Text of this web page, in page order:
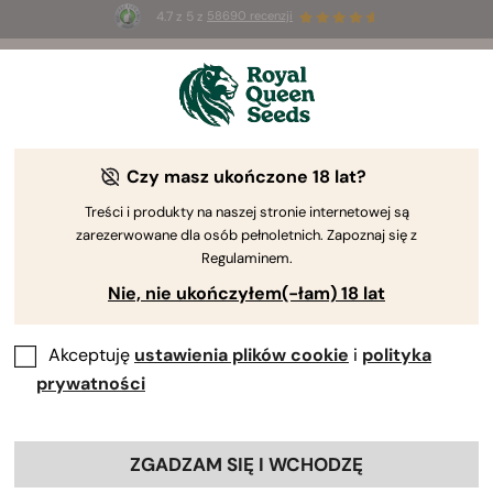
4.7 z 5 z 58690 recenzji
3 nasiona White Widow Auto
The RQS Blog
Nauka o konopiach i zdrowie
Dowiedz się, jak po mistrzowsku przejść przez etap
kwitnienia konopi, niezależnie od twojego doświadczenia.
konopi, które pomogą ci wybrać składniki odżywcze i
warunki uprawy prowadzące do pierwszych udanych
Czy masz ukończone 18 lat?
Treści i produkty na naszej stronie internetowej są
zarezerwowane dla osób pełnoletnich. Zapoznaj się z
Regulaminem.
Nie, nie ukończyłem(-łam) 18 lat
Akceptuję ustawienia plików cookie i polityka
prywatności
ZGADZAM SIĘ I WCHODZĘ